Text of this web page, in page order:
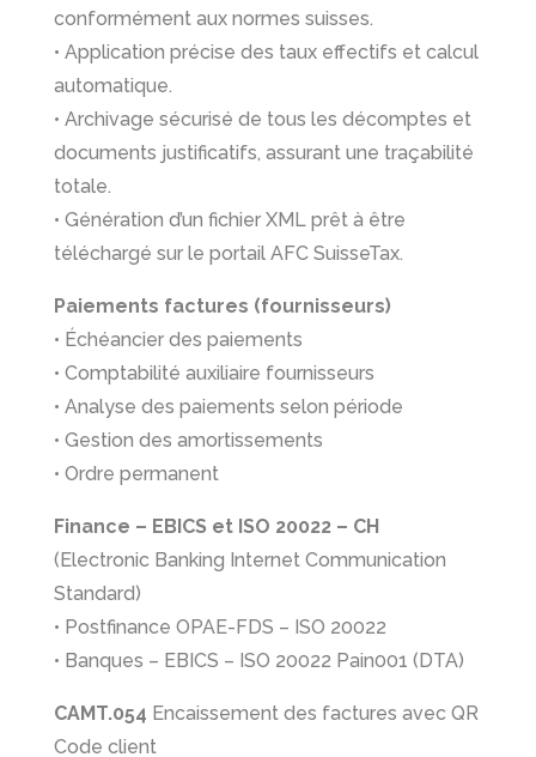
conformément aux normes suisses.
• Application précise des taux effectifs et calcul
automatique.
• Archivage sécurisé de tous les décomptes et
documents justificatifs, assurant une traçabilité
totale.
• Génération d’un fichier XML prêt à être
téléchargé sur le portail AFC SuisseTax.
Paiements factures (fournisseurs)
• Échéancier des paiements
• Comptabilité auxiliaire fournisseurs
• Analyse des paiements selon période
• Gestion des amortissements
• Ordre permanent
Finance – EBICS et ISO 20022 – CH
(Electronic Banking Internet Communication
Standard)
• Postfinance OPAE-FDS – ISO 20022
• Banques – EBICS – ISO 20022 Pain001 (DTA)
CAMT.054 Encaissement des factures avec QR
Code client